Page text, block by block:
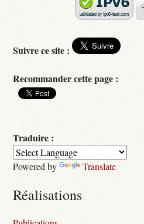
Suivre ce site :
Recommander cette page :
Traduire :
Powered by Translate
Réalisations